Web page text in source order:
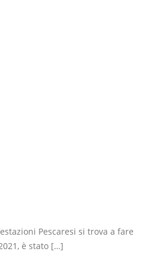
Pescaresi si trova a fare
è stato […]